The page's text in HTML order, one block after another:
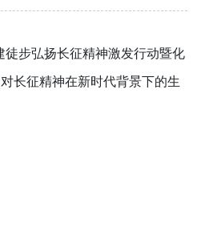
徒步弘扬长征精神激发行动暨化
长征精神在新时代背景下的生